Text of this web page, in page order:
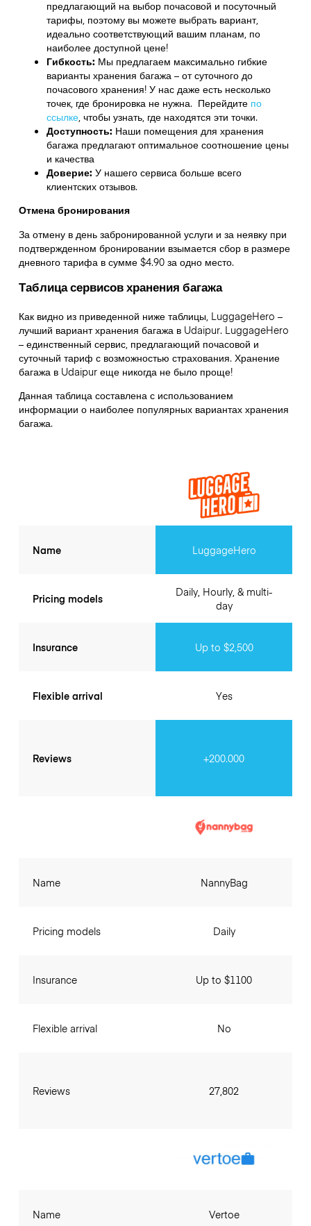
предлагающий на выбор почасовой и посуточный
тарифы, поэтому вы можете выбрать вариант,
идеально соответствующий вашим планам, по
наиболее доступной цене!
Гибкость: Мы предлагаем максимально гибкие
варианты хранения багажа – от суточного до
почасового хранения! У нас даже есть несколько
точек, где бронировка не нужна. Перейдите по
ссылке,чтобы узнать, где находятся эти точки.
Доступность: Наши помещения для хранения
багажа предлагают оптимальное соотношение цены
и качества
Доверие: У нашего сервиса больше всего
клиентских отзывов.
Отмена бронирования
За отмену в день забронированной услуги и за неявку при
подтвержденном бронировании взымается сбор в размере
дневного тарифа в сумме $4.90 за одно место.
Таблица сервисов хранения багажа
Как видно из приведенной ниже таблицы, LuggageHero –
лучший вариант хранения багажа в Udaipur. LuggageHero
– единственный сервис, предлагающий почасовой и
суточный тариф с возможностью страхования. Хранение
багажа в Udaipurеще никогда не было проще!
Данная таблица составлена с использованием
информации о наиболее популярных вариантах хранения
багажа.
Name
Pricing models
Insurance
Flexible arrival
Reviews
LuggageHero
Daily, Hourly, & multi-
day
Up to $2,500
Yes
+200.000
Name
Pricing models
Insurance
Flexible arrival
Reviews
NannyBag
Daily
Up to $1100
No
27,802
Name Vertoe